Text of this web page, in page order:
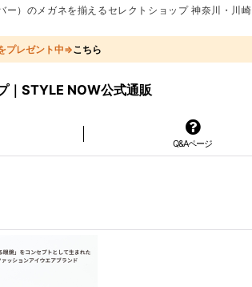
）のメガネを揃えるセレクトショップ 神奈川・川崎
プレゼント中⇒こちら
｜STYLE NOW公式通販
Q&Aページ